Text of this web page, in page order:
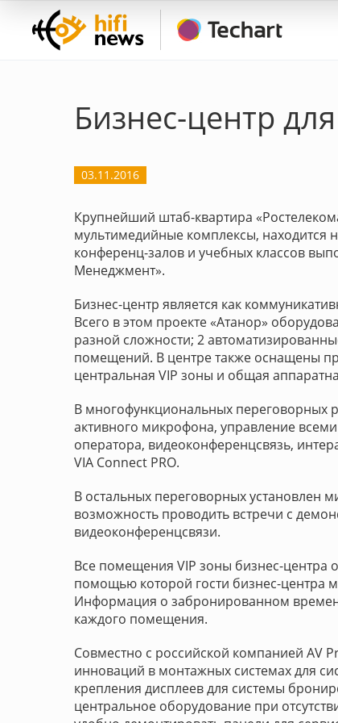
Бизнес-центр
03.11.2016
Крупнейший штаб-квартира
мультимедийные комплексы, находится
конференц-залов и учебных классов
Менеджмент».
Бизнес-центр является как
Всего в этом проекте «Атанор»
разной сложности; 2
помещений. В центре также оснащены
центральная VIP зоны и общая
В многофункциональных переговорных
активного микрофона, управление
оператора, видеоконференцсвязь,
VIA Connect PRO.
В остальных переговорных установлен
возможность проводить встречи с
видеоконференцсвязи.
Все помещения VIP зоны бизнес-центра
помощью которой гости бизнес-центра
Информация о забронированном
каждого помещения.
Совместно с российской компанией AV
инноваций в монтажных системах для
крепления дисплеев для системы
центральное оборудование при